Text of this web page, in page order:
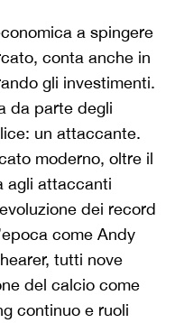
a spingere
conta anche in
gli investimenti.
da parte degli
un attaccante.
moderno, oltre il
agli attaccanti
dei record
come Andy
tutti nove
del calcio come
continuo e ruoli